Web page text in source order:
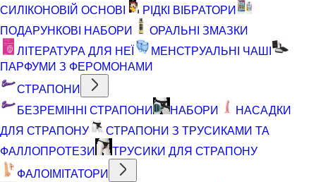
СИЛІКОНОВІЙ ОСНОВІ
РІДКІ ВІБРАТОРИ
ПОДАРУНКОВІ НАБОРИ
ОРАЛЬНІ ЗМАЗКИ
ЛІТЕРАТУРА ДЛЯ НЕЇ
МЕНСТРУАЛЬНІ ЧАШІ
ПАРФУМИ З ФЕРОМОНАМИ
СТРАПОНИ
БЕЗРЕМІННІ СТРАПОНИ
НАБОРИ
НАСАДКИ
ДЛЯ СТРАПОНУ
СТРАПОНИ З ТРУСИКАМИ ТА
ФАЛЛОПРОТЕЗИ
ТРУСИКИ ДЛЯ СТРАПОНУ
ФАЛОІМІТАТОРИ